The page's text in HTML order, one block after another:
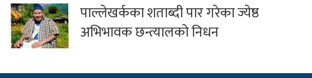
पाल्लेखर्कका शताब्दी पार गरेका ज्येष्ठ
अभिभावक छन्त्यालको निधन